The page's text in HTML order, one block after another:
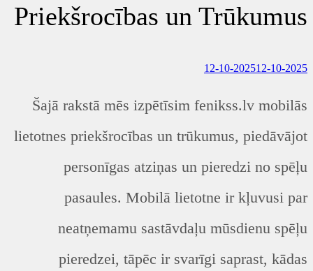
Priekšrocības un Trūkumus
12-10-202512-10-2025
Šajā rakstā mēs izpētīsim fenikss.lv mobilās
lietotnes priekšrocības un trūkumus, piedāvājot
personīgas atziņas un pieredzi no spēļu
pasaules. Mobilā lietotne ir kļuvusi par
neatņemamu sastāvdaļu mūsdienu spēļu
pieredzei, tāpēc ir svarīgi saprast, kādas